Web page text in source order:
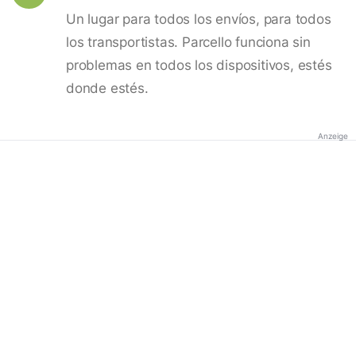
Un lugar para todos los envíos, para todos
los transportistas. Parcello funciona sin
problemas en todos los dispositivos, estés
donde estés.
Anzeige